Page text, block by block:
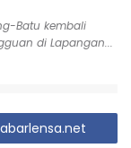
Batu kembali
di Lapangan...